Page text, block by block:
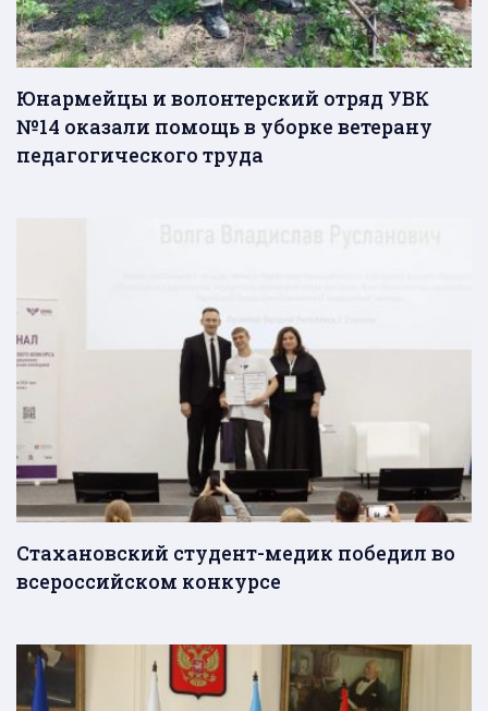
Юнармейцы и волонтерский отряд УВК
№14 оказали помощь в уборке ветерану
педагогического труда
Стахановский студент-медик победил во
всероссийском конкурсе